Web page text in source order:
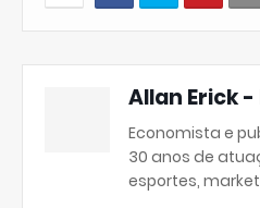
Allan Erick
Economista e
30 anos de
esportes,